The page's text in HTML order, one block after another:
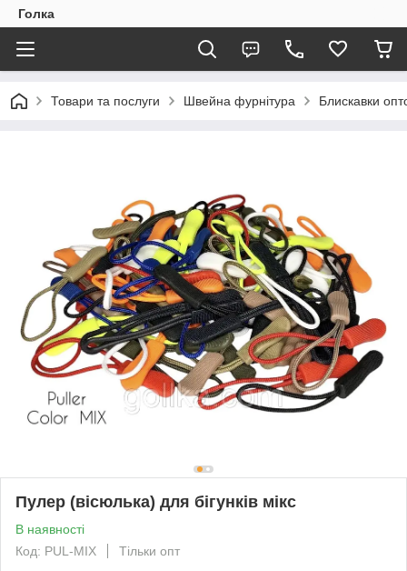
Голка
Товари та послуги Швейна фурнітура Блискавки
Пулер (вісюлька) для бігунків мікс
В наявності
Код: PUL-MIX
Тільки опт